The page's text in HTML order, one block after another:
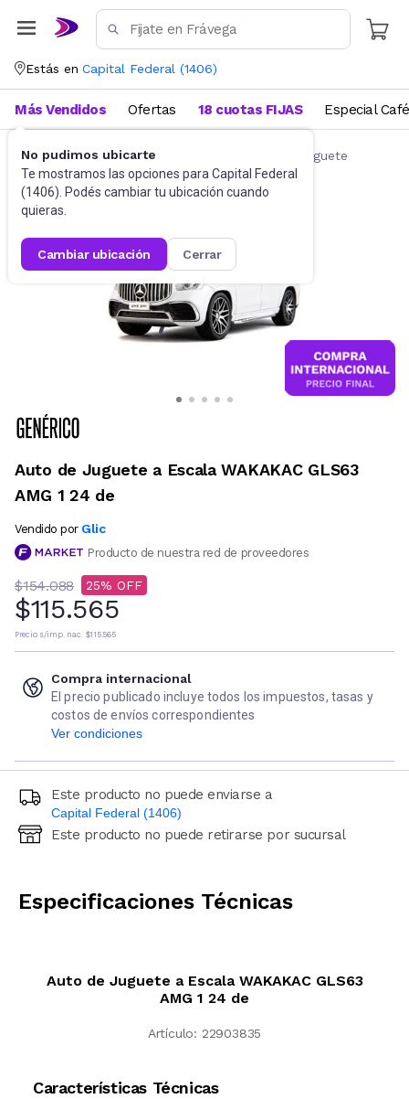
Estás en Capital Federal (1406)
No pudimos ubicarte
Te mostramos las opciones para Capital Federal
(1406). Podés cambiar tu ubicación cuando
quieras.
cambiar ubicación cerrar
Más Vendidos Ofertas 18 cuotas FIJAS Especial Café
Autos de juguete y accesorios Autitos de juguete
Auto de Juguete a Escala WAKAKAC GLS63
AMG 1 24 de
Vendido por Glic
Producto de nuestra red de proveedores
$154.088 25
$115.565
Precio s/imp. nac. $115.565
Compra internacional
El precio publicado incluye todos los impuestos, tasas y
costos de envíos correspondientes
Ver condiciones
Este producto no puede enviarse a
Capital Federal (1406)
Ingresá código postal (sólo números)
Este producto no puede retirarse por sucursal
Especificaciones Técnicas
Auto de Juguete a Escala WAKAKAC GLS63
AMG 1 24 de
Artículo: 22903835
Características Técnicas